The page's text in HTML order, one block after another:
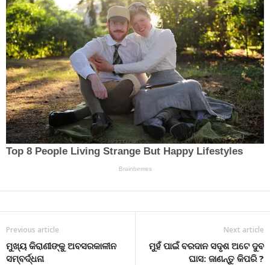
Previous article
ମୁଖ୍ୟ କିରାଣୀଙ୍କୁ ଅବସରକାଳୀନ
ସମ୍ବର୍ଦ୍ଧନା
Next article
ମୁହଁ ପାଇଁ ବରଦାନ ସଦୃଶ ଅଟେ ଦୁବ
ଘାସ: ଜାଣନ୍ତୁ କିପରି ?